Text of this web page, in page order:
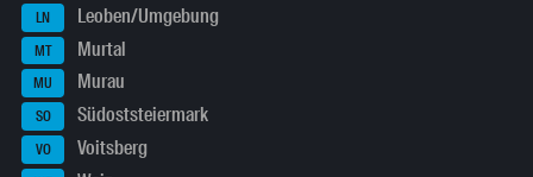
LN Leoben/Umgebung
MT Murtal
MU Murau
SO Südoststeiermark
VO Voitsberg